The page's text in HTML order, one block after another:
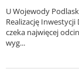
U Wojewody
Realizację
czeka najwięcej
wyg...